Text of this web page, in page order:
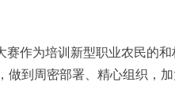
作为培训新型职业农民的
做到周密部署、精心组织，